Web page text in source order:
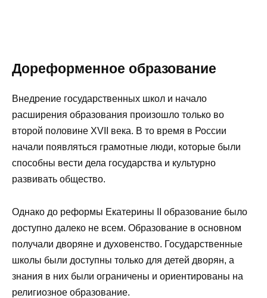
Дореформенное образование
Внедрение государственных школ и начало
расширения образования произошло только во
второй половине XVII века. В то время в России
начали появляться грамотные люди, которые были
способны вести дела государства и культурно
развивать общество.
Однако до реформы Екатерины II образование было
доступно далеко не всем. Образование в основном
получали дворяне и духовенство. Государственные
школы были доступны только для детей дворян, а
знания в них были ограничены и ориентированы на
религиозное образование.